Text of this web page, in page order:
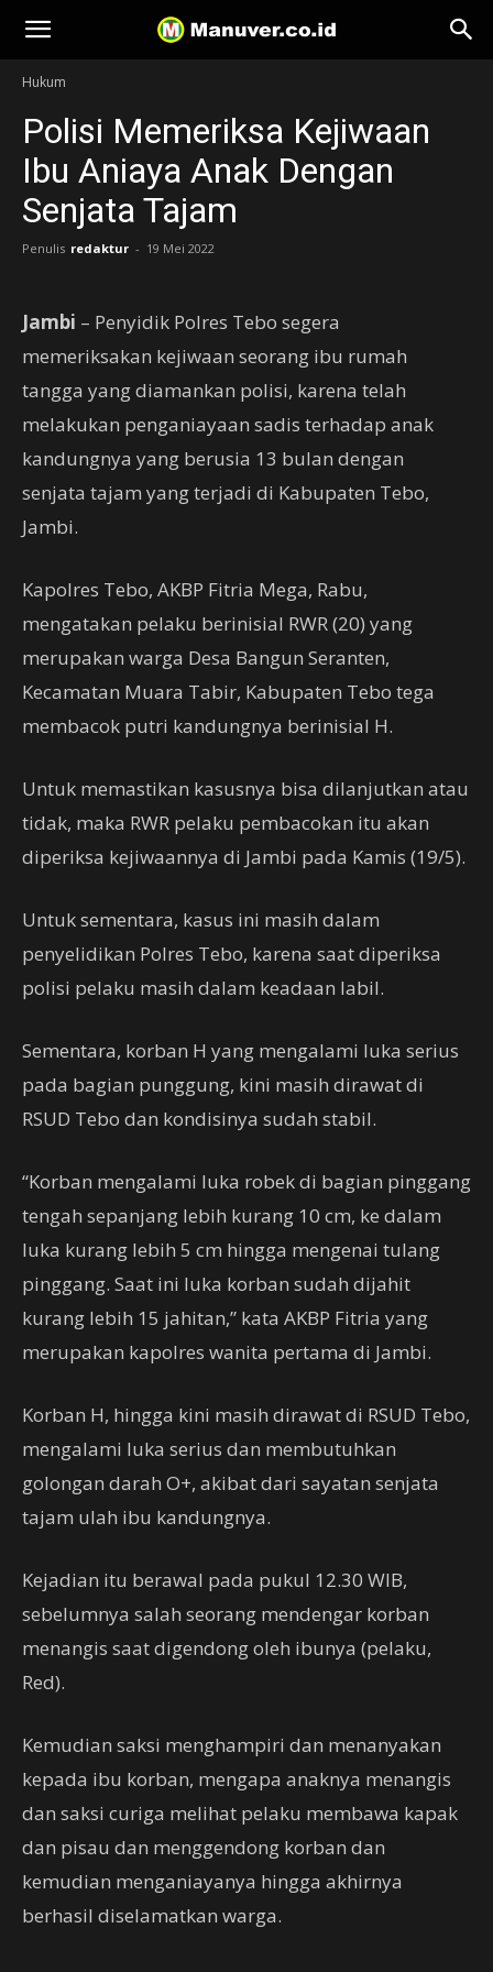
Manuver
Hukum
Polisi Memeriksa Kejiwaan
Ibu Aniaya Anak Dengan
Senjata Tajam
Penulis redaktur - 19 Mei 2022
Jambi – Penyidik Polres Tebo segera
memeriksakan kejiwaan seorang ibu rumah
tangga yang diamankan polisi, karena telah
melakukan penganiayaan sadis terhadap anak
kandungnya yang berusia 13 bulan dengan
senjata tajam yang terjadi di Kabupaten Tebo,
Jambi.
Kapolres Tebo, AKBP Fitria Mega, Rabu,
mengatakan pelaku berinisial RWR (20) yang
merupakan warga Desa Bangun Seranten,
Kecamatan Muara Tabir, Kabupaten Tebo tega
membacok putri kandungnya berinisial H.
Untuk memastikan kasusnya bisa dilanjutkan atau
tidak, maka RWR pelaku pembacokan itu akan
diperiksa kejiwaannya di Jambi pada Kamis (19/5).
Untuk sementara, kasus ini masih dalam
penyelidikan Polres Tebo, karena saat diperiksa
polisi pelaku masih dalam keadaan labil.
Sementara, korban H yang mengalami luka serius
pada bagian punggung, kini masih dirawat di
RSUD Tebo dan kondisinya sudah stabil.
“Korban mengalami luka robek di bagian pinggang
tengah sepanjang lebih kurang 10 cm, ke dalam
luka kurang lebih 5 cm hingga mengenai tulang
pinggang. Saat ini luka korban sudah dijahit
kurang lebih 15 jahitan,” kata AKBP Fitria yang
merupakan kapolres wanita pertama di Jambi.
Korban H, hingga kini masih dirawat di RSUD Tebo,
mengalami luka serius dan membutuhkan
golongan darah O+, akibat dari sayatan senjata
tajam ulah ibu kandungnya.
Kejadian itu berawal pada pukul 12.30 WIB,
sebelumnya salah seorang mendengar korban
menangis saat digendong oleh ibunya (pelaku,
Red).
Kemudian saksi menghampiri dan menanyakan
kepada ibu korban, mengapa anaknya menangis
dan saksi curiga melihat pelaku membawa kapak
dan pisau dan menggendong korban dan
kemudian menganiayanya hingga akhirnya
berhasil diselamatkan warga.